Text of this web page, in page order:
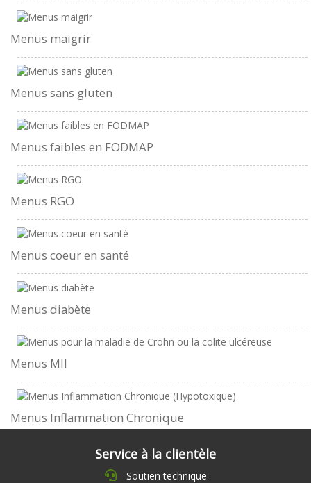
Menus maigrir
Menus sans gluten
Menus faibles en FODMAP
Menus RGO
Menus coeur en santé
Menus diabète
Menus MII
Menus Inflammation Chronique
Service à la clientèle
Soutien technique